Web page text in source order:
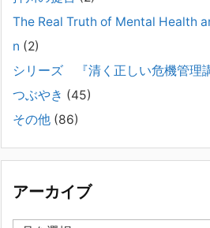
#041 将来を案じる「きょう
いに精神疾患が疑われる家族が
で困っている方へ
2025年8月11日
長年問題解決に至らない家族のパターンの
景・特徴続きをみる
集英社オンラインのインタビュ
画といえば集英社！」というく…
2023年3月1日
集英社オンラインのインタビューを受けま
The Real Truth of Mental Health
n (2)
シリーズ 『清く正しい危機管理
つぶやき (45)
その他 (86)
アーカイブ